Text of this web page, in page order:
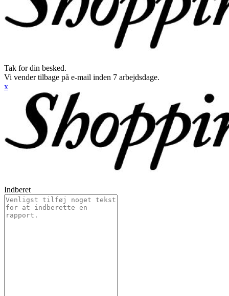
Tak for din besked.
Vi vender tilbage på e-mail inden 7 arbejdsdage.
x
Indberet